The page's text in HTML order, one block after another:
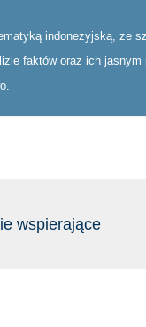
indonezyjską, ze
faktów oraz ich
wspierające